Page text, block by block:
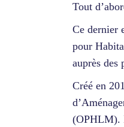
Tout
Ce dernier
pour
auprès des
Créé en
(OPHLM).